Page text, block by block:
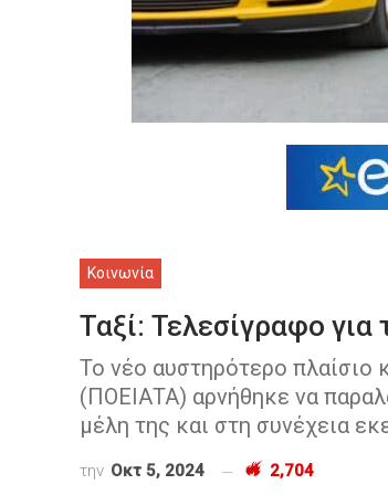
Κοινωνία
Ταξί: Τελεσίγραφο για
Το νέο αυστηρότερο πλαίσιο
(ΠΟΕΙΑΤΑ) αρνήθηκε να
μέλη της και στη συνέχεια
την Οκτ 5, 2024 2,704